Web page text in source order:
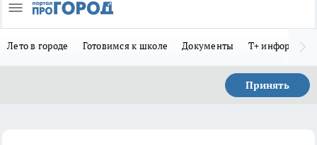
Лето в городе Готовимся к школе Документы Т+
Принять